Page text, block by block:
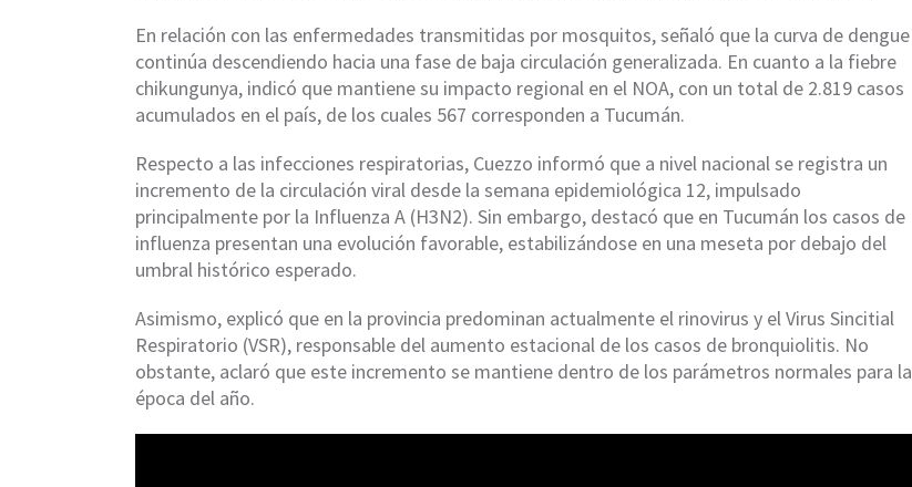
En relación con las enfermedades transmitidas por mosquitos, señaló que la curva de dengue
continúa descendiendo hacia una fase de baja circulación generalizada. En cuanto a la fiebre
chikungunya, indicó que mantiene su impacto regional en el NOA, con un total de 2.819 casos
acumulados en el país, de los cuales 567 corresponden a Tucumán.
Respecto a las infecciones respiratorias, Cuezzo informó que a nivel nacional se registra un
incremento de la circulación viral desde la semana epidemiológica 12, impulsado
principalmente por la Influenza A (H3N2). Sin embargo, destacó que en Tucumán los casos de
influenza presentan una evolución favorable, estabilizándose en una meseta por debajo del
umbral histórico esperado.
Asimismo, explicó que en la provincia predominan actualmente el rinovirus y el Virus Sincitial
Respiratorio (VSR), responsable del aumento estacional de los casos de bronquiolitis. No
obstante, aclaró que este incremento se mantiene dentro de los parámetros normales para la
época del año.